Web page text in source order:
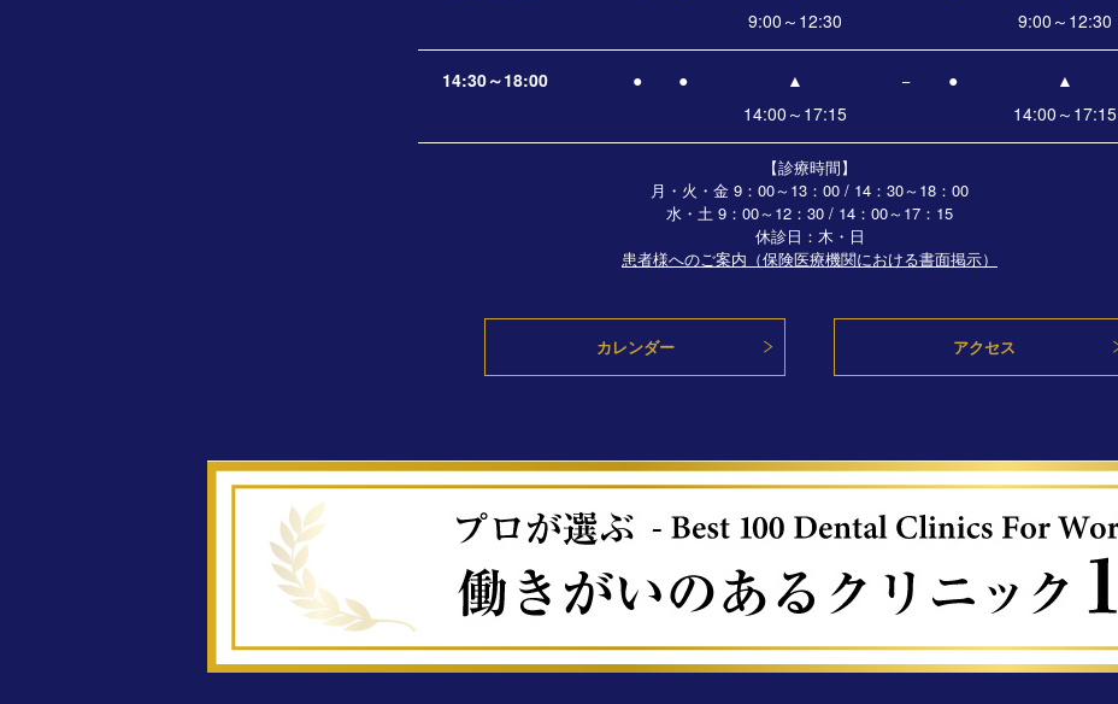
【診療時間】
月・火・金 9：00～13：00 / 14：30～18：00
水・土 9：00～12：30 / 14：00～17：15
休診日：木・日
患者様へのご案内（保険医療機関における書面掲示）
9:00～12:30
9:00～12:30
14:30～18:00 ● ●
▲
14:00～17:15
− ●
▲
14:00～17:15
カレンダー アクセス